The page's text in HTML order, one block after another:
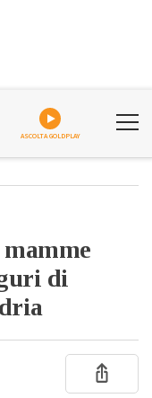
ASCOLTA GOLDPLAY
di